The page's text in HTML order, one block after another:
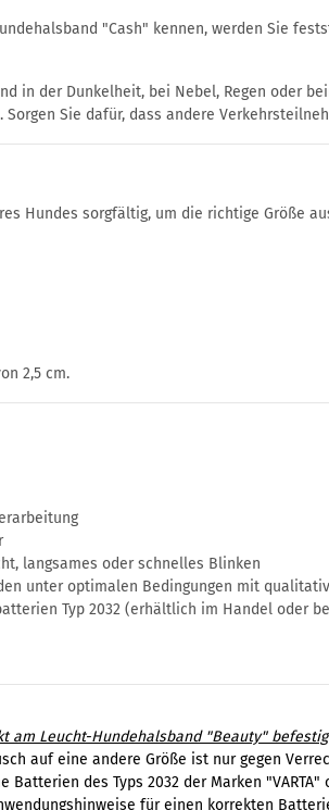
"Cash" kennen, werden Sie
in der Dunkelheit, bei Nebel, Regen oder
Sorgen Sie dafür, dass andere
Hundes sorgfältig, um die richtige Größe
2,5 cm.
langsames oder schnelles Blinken
unter optimalen Bedingungen mit
Typ 2032 (erhältlich im Handel oder
am Leucht-Hundehalsband "Beauty"
auf eine andere Größe ist nur gegen
Batterien des Typs 2032 der Marken
für einen korrekten